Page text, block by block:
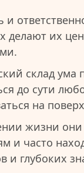
и
делают их
склад ума
до сути
на
жизни
и часто
и глубоких